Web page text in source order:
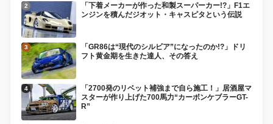
「下着メーカーが作った和製スーパーカー!?」F1エ
ンジンを積んだジオット・キャスピタという伝説
「GR86は“現代のシルビア”になったのか!?」ドリ
フト黄金期を生きた達人、その答え
「2700発のリベット補強まで自ら施工！」居酒屋マ
スターが作り上げた700馬力“カーボンケブラーGT-
R”